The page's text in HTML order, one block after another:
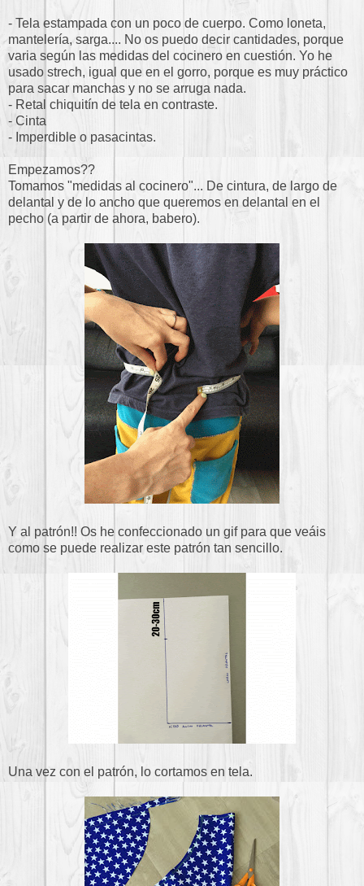
- Tela estampada con un poco de cuerpo. Como loneta,
mantelería, sarga.... No os puedo decir cantidades, porque
varia según las medidas del cocinero en cuestión. Yo he
usado strech, igual que en el gorro, porque es muy práctico
para sacar manchas y no se arruga nada.
- Retal chiquitín de tela en contraste.
- Cinta
- Imperdible o pasacintas.
Empezamos??
Tomamos "medidas al cocinero"... De cintura, de largo de
delantal y de lo ancho que queremos en delantal en el
pecho (a partir de ahora, babero).
Y al patrón!! Os he confeccionado un gif para que veáis
como se puede realizar este patrón tan sencillo.
Una vez con el patrón, lo cortamos en tela.